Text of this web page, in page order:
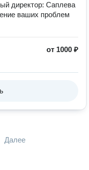
директор: Саплева
ваших проблем
от 1000 ₽
Далее